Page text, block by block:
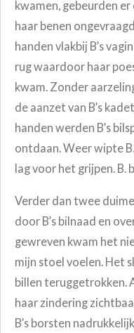
kwamen, gebeurden
haar benen
handen vlakbij B’s
rug waardoor haar
kwam. Zonder
de aanzet van B’s
handen werden B’s
ontdaan. Weer wipte
lag voor het grijpen.
Verder dan twee
door B’s bilnaad en
gewreven kwam het
mijn stoel voelen. Het
billen teruggetrokken.
haar zindering
B’s borsten